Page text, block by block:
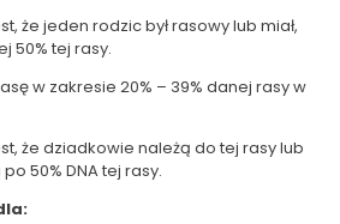
że jeden rodzic był rasowy lub miał,
50% tej rasy.
w zakresie 20% – 39% danej rasy w
że dziadkowie należą do tej rasy lub
50% DNA tej rasy.